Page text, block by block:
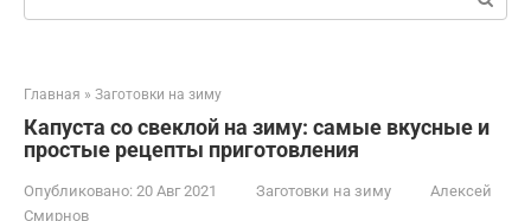
Главная » Заготовки на зиму
Капуста со свеклой на зиму: самые вкусные и
простые рецепты приготовления
Опубликовано: 20 Авг 2021 Заготовки на зиму
Алексей
Смирнов